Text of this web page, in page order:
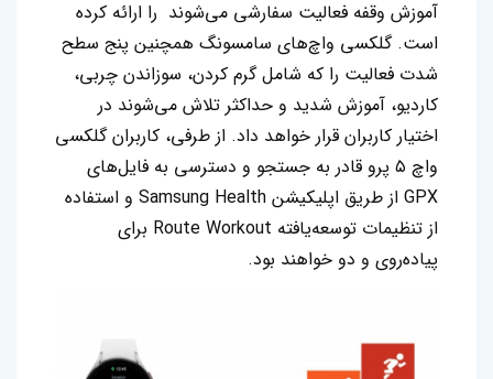
آموزش وقفه فعالیت سفارشی می‌شوند را ارائه کرده
است. گلکسی واچ‌های سامسونگ همچنین پنج سطح
شدت فعالیت را که شامل گرم کردن، سوزاندن چربی،
کاردیو، آموزش شدید و حداکثر تلاش می‌شوند در
اختیار کاربران قرار خواهد داد. از طرفی، کاربران گلکسی
واچ ۵ پرو قادر به جستجو و دسترسی به فایل‌های
GPX از طریق اپلیکیشن Samsung Health و استفاده
از تنظیمات توسعه‌یافته Route Workout برای
پیاده‌روی و دو خواهند بود.